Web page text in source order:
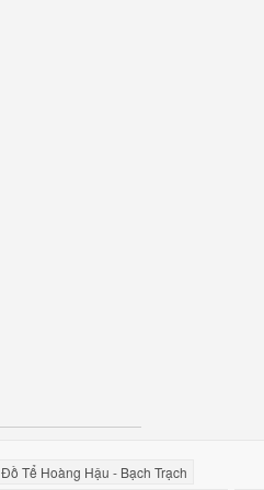
Đồ Tể Hoàng Hậu - Bạch Trạch